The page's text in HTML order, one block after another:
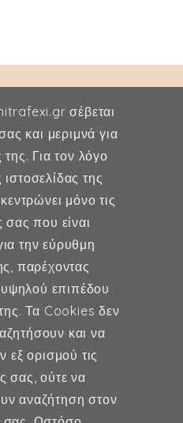
Αναπαραγωγή
σέβεται
και μεριμνά για
Για τον λόγο
της
μόνο τις
που είναι
την εύρυθμη
παρέχοντας
επιπέδου
Τα Cookies δεν
και να
εξ ορισμού τις
σας, ούτε να
αναζήτηση στον